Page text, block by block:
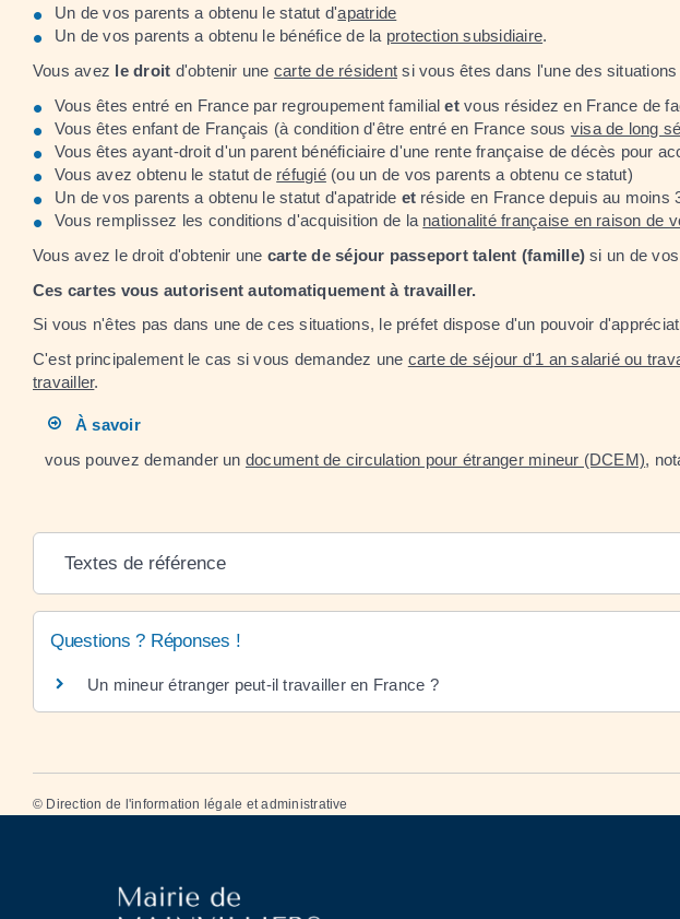
Un de vos parents a obtenu le statut d'apatride
Un de vos parents a obtenu le bénéfice de la protection subsidiaire.
Vous avez le droit d'obtenir une carte de résident si vous êtes dans l'une des
Vous êtes entré en France par regroupement familialetvous résidez en France de
Vous êtes enfant de Français (à condition d'être entré en France sous visa de long
Vous êtes ayant-droit d'un parent bénéficiaire d'une rente française de décès pour
Vous avez obtenu le statut de réfugié(ou un de vos parents a obtenu ce statut)
Un de vos parents a obtenu le statut d'apatride et réside en France depuis au moins
Vous remplissez les conditions d'acquisition de la nationalité française en raison de
Vous avez le droit d'obtenir une carte de séjour passeport talent (famille) si un de
Ces cartes vous autorisent automatiquement à travailler.
Si vous n'êtes pas dans une de ces situations, le préfet dispose d'un pouvoir
C'est principalement le cas si vous demandez une carte de séjour d'1 an salarié ou
travailler.
À savoir
vous pouvez demander un document de circulation pour étranger mineur (DCEM),
Textes de référence
Questions ? Réponses !
Un mineur étranger peut-il travailler en France ?
© Direction de l'information légale et administrative